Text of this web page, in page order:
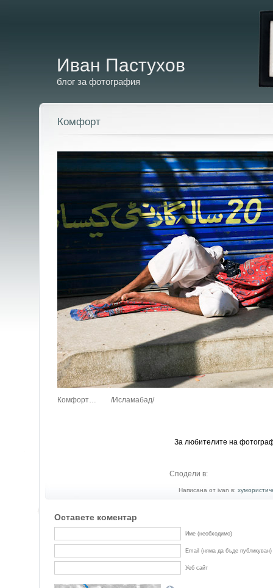
Иван Пастухов
блог за фотография
Комфорт
Комфорт… /Исламабад/
За любителите на
Сподели в:
Написана от ivan в:
Оставете коментар
Име (необходимо)
Email (няма да бъде
Уеб сайт